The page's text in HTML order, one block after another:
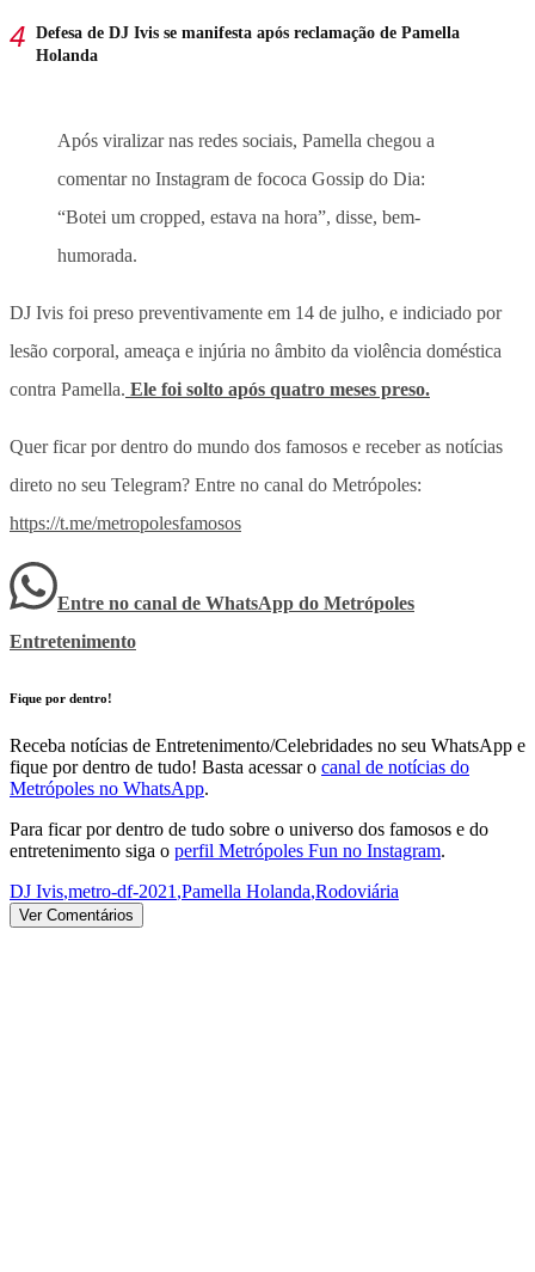
Defesa de DJ Ivis se manifesta após reclamação de Pamella
Holanda
Após viralizar nas redes sociais, Pamella chegou a
comentar no Instagram de fococa Gossip do Dia:
“Botei um cropped, estava na hora”, disse, bem-
humorada.
DJ Ivis foi preso preventivamente em 14 de julho, e indiciado por
lesão corporal, ameaça e injúria no âmbito da violência doméstica
contra Pamella. Ele foi solto após quatro meses preso.
Quer ficar por dentro do mundo dos famosos e receber as notícias
direto no seu Telegram? Entre no canal do Metrópoles:
https://t.me/metropolesfamosos
Entre no canal de WhatsApp do Metrópoles
Entretenimento
Fique por dentro!
Receba notícias de Entretenimento/Celebridades no seu WhatsApp e
fique por dentro de tudo! Basta acessar o canal de notícias do
Metrópoles no WhatsApp.
Para ficar por dentro de tudo sobre o universo dos famosos e do
entretenimento siga o perfil Metrópoles Fun no Instagram.
DJ Ivis,metro-df-2021 ,Pamella Holanda,Rodoviária
Ver Comentários